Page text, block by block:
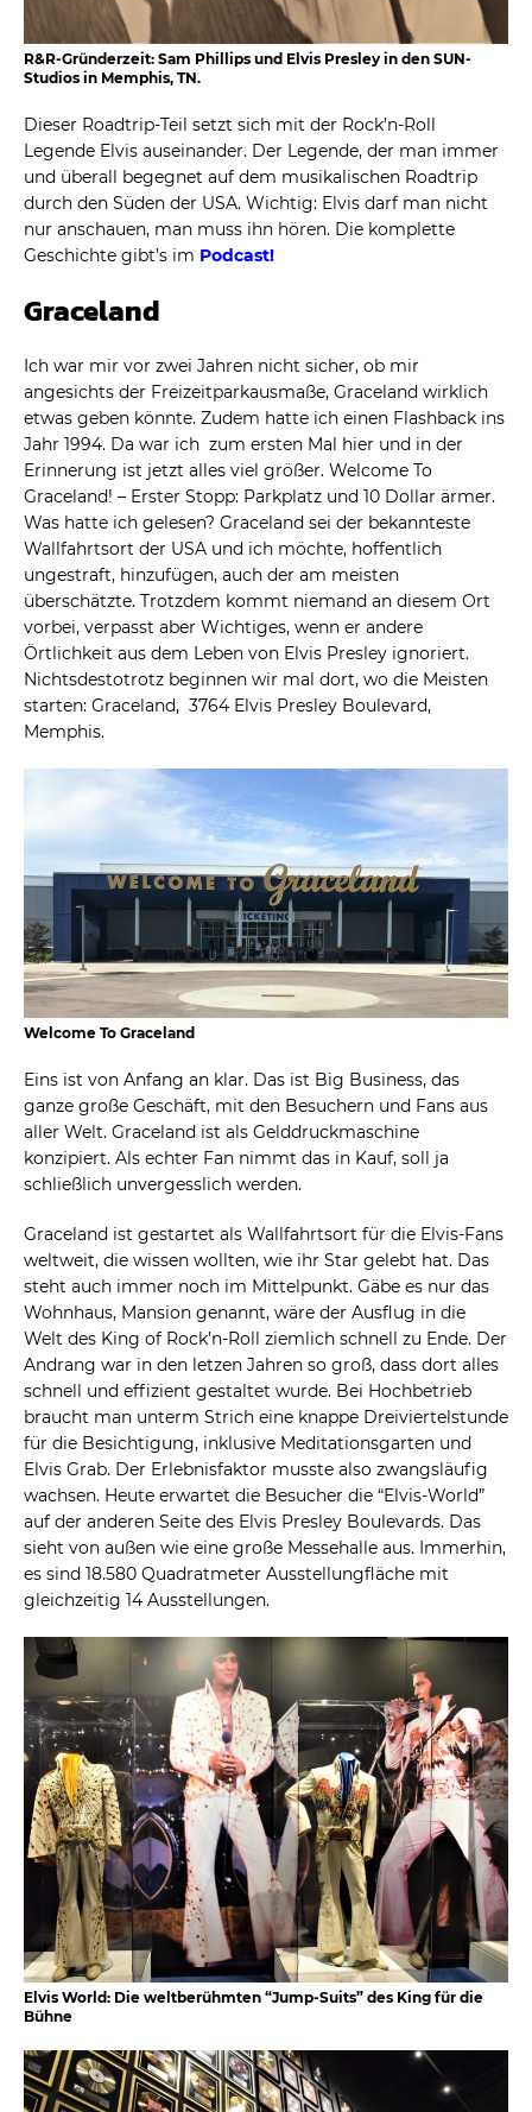
R&R-Gründerzeit: Sam Phillips und Elvis Presley in den SUN-
Studios in Memphis, TN.
Dieser Roadtrip-Teil setzt sich mit der Rock’n-Roll
Legende Elvis auseinander. Der Legende, der man immer
und überall begegnet auf dem musikalischen Roadtrip
durch den Süden der USA. Wichtig: Elvis darf man nicht
nur anschauen, man muss ihn hören. Die komplette
Geschichte gibt’s im Podcast!
Graceland
Ich war mir vor zwei Jahren nicht sicher, ob mir
angesichts der Freizeitparkausmaße, Graceland wirklich
etwas geben könnte. Zudem hatte ich einen Flashback ins
Jahr 1994. Da war ich zum ersten Mal hier und in der
Erinnerung ist jetzt alles viel größer. Welcome To
Graceland! – Erster Stopp: Parkplatz und 10 Dollar ärmer.
Was hatte ich gelesen? Graceland sei der bekannteste
Wallfahrtsort der USA und ich möchte, hoffentlich
ungestraft, hinzufügen, auch der am meisten
überschätzte. Trotzdem kommt niemand an diesem Ort
vorbei, verpasst aber Wichtiges, wenn er andere
Örtlichkeit aus dem Leben von Elvis Presley ignoriert.
Nichtsdestotrotz beginnen wir mal dort, wo die Meisten
starten: Graceland, 3764 Elvis Presley Boulevard,
Memphis.
Welcome To Graceland
Eins ist von Anfang an klar. Das ist Big Business, das
ganze große Geschäft, mit den Besuchern und Fans aus
aller Welt. Graceland ist als Gelddruckmaschine
konzipiert. Als echter Fan nimmt das in Kauf, soll ja
schließlich unvergesslich werden.
Graceland ist gestartet als Wallfahrtsort für die Elvis-Fans
weltweit, die wissen wollten, wie ihr Star gelebt hat. Das
steht auch immer noch im Mittelpunkt. Gäbe es nur das
Wohnhaus, Mansion genannt, wäre der Ausflug in die
Welt des King of Rock’n-Roll ziemlich schnell zu Ende. Der
Andrang war in den letzen Jahren so groß, dass dort alles
schnell und effizient gestaltet wurde. Bei Hochbetrieb
braucht man unterm Strich eine knappe Dreiviertelstunde
für die Besichtigung, inklusive Meditationsgarten und
Elvis Grab. Der Erlebnisfaktor musste also zwangsläufig
wachsen. Heute erwartet die Besucher die “Elvis-World”
auf der anderen Seite des Elvis Presley Boulevards. Das
sieht von außen wie eine große Messehalle aus. Immerhin,
es sind 18.580 Quadratmeter Ausstellungfläche mit
gleichzeitig 14 Ausstellungen.
Elvis World: Die weltberühmten “Jump-Suits” des King für die
Bühne